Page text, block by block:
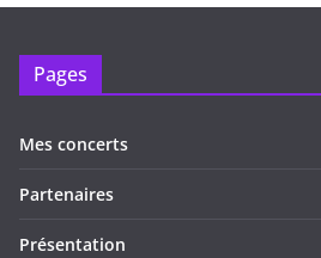
Pages
Mes concerts
Partenaires
Présentation